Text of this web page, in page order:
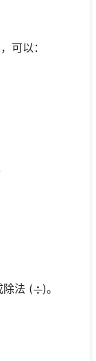
可以：
除法 (\div
÷)。